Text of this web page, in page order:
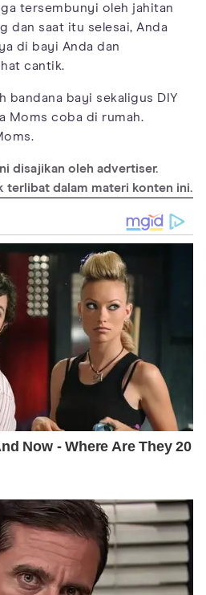
tersembunyi oleh jahitan
dan saat itu selesai, Anda
di bayi Anda dan
cantik.
bandana bayi sekaligus DIY
Moms coba di rumah.
disajikan oleh advertiser.
terlibat dalam materi konten ini.